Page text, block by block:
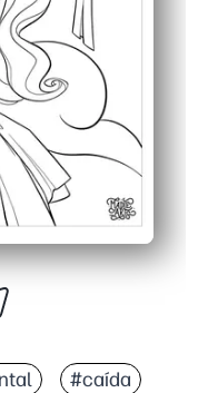
#caída